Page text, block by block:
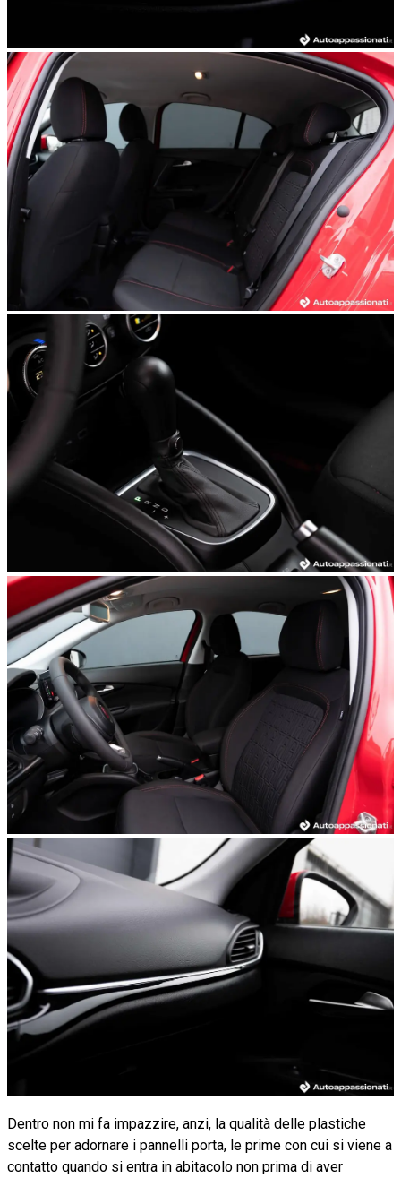
Dentro non mi fa impazzire, anzi, la qualità delle plastiche
scelte per adornare i pannelli porta, le prime con cui si viene a
contatto quando si entra in abitacolo non prima di aver